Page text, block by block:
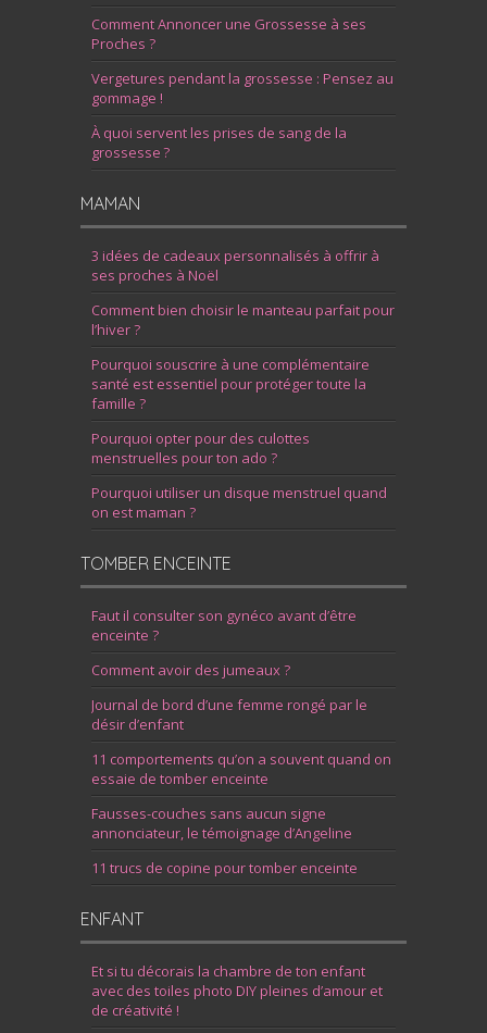
Comment Annoncer une Grossesse à ses
Proches ?
Vergetures pendant la grossesse : Pensez au
gommage !
À quoi servent les prises de sang de la
grossesse ?
MAMAN
3 idées de cadeaux personnalisés à offrir à
ses proches à Noël
Comment bien choisir le manteau parfait pour
l’hiver ?
Pourquoi souscrire à une complémentaire
santé est essentiel pour protéger toute la
famille ?
Pourquoi opter pour des culottes
menstruelles pour ton ado ?
Pourquoi utiliser un disque menstruel quand
on est maman ?
TOMBER ENCEINTE
Faut il consulter son gynéco avant d’être
enceinte ?
Comment avoir des jumeaux ?
Journal de bord d’une femme rongé par le
désir d’enfant
11 comportements qu’on a souvent quand on
essaie de tomber enceinte
Fausses-couches sans aucun signe
annonciateur, le témoignage d’Angeline
11 trucs de copine pour tomber enceinte
ENFANT
Et si tu décorais la chambre de ton enfant
avec des toiles photo DIY pleines d’amour et
de créativité !